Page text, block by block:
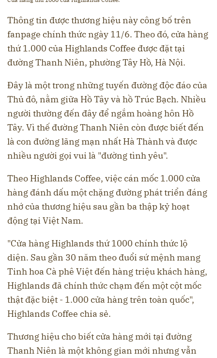
Thông tin được thương hiệu này công bố trên
fanpage chính thức ngày 11/6. Theo đó, cửa hàng
thứ 1.000 của Highlands Coffee được đặt tại
đường Thanh Niên, phường Tây Hồ, Hà Nội.
Đây là một trong những tuyến đường độc đáo của
Thủ đô, nằm giữa Hồ Tây và hồ Trúc Bạch. Nhiều
người thường đến đây để ngắm hoàng hôn Hồ
Tây. Vì thế đường Thanh Niên còn được biết đến
là con đường lãng mạn nhất Hà Thành và được
nhiều người gọi vui là "đường tình yêu".
Theo Highlands Coffee, việc cán mốc 1.000 cửa
hàng đánh dấu một chặng đường phát triển đáng
nhớ của thương hiệu sau gần ba thập kỷ hoạt
động tại Việt Nam.
"Cửa hàng Highlands thứ 1000 chính thức lộ
diện. Sau gần 30 năm theo đuổi sứ mệnh mang
Tinh hoa Cà phê Việt đến hàng triệu khách hàng,
Highlands đã chính thức chạm đến một cột mốc
thật đặc biệt - 1.000 cửa hàng trên toàn quốc",
Highlands Coffee chia sẻ.
Thương hiệu cho biết cửa hàng mới tại đường
Thanh Niên là một không gian mới nhưng vẫn